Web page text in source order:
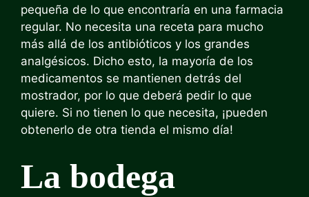
pequeña de lo que encontraría en una farmacia
regular. No necesita una receta para mucho
más allá de los antibióticos y los grandes
analgésicos. Dicho esto, la mayoría de los
medicamentos se mantienen detrás del
mostrador, por lo que deberá pedir lo que
quiere. Si no tienen lo que necesita, ¡pueden
obtenerlo de otra tienda el mismo día!
La bodega